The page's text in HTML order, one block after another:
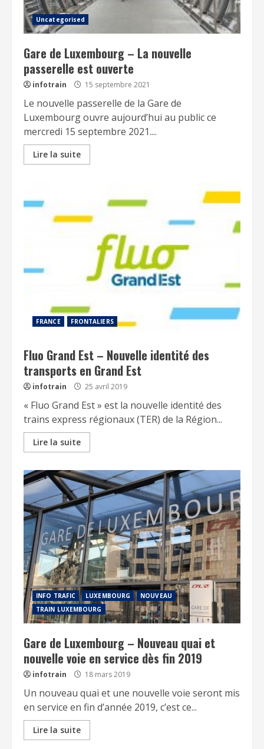
Uncategorised
Gare de Luxembourg – La nouvelle
passerelle est ouverte
infotrain 15 septembre 2021
Le nouvelle passerelle de la Gare de
Luxembourg ouvre aujourd’hui au public ce
mercredi 15 septembre 2021....
Lire la suite
FRANCE FRONTALIERS
Fluo Grand Est – Nouvelle identité des
transports en Grand Est
infotrain 25 avril 2019
« Fluo Grand Est » est la nouvelle identité des
trains express régionaux (TER) de la Région...
Lire la suite
INFO TRAFIC LUXEMBOURG
NOUVEAU
TRAIN LUXEMBOURG
Gare de Luxembourg – Nouveau quai et
nouvelle voie en service dès fin 2019
infotrain 18 mars 2019
Un nouveau quai et une nouvelle voie seront mis
en service en fin d’année 2019, c’est ce...
Lire la suite